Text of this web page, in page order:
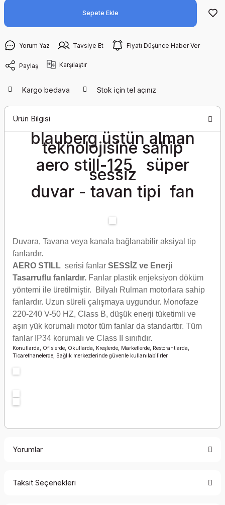
Sepete Ekle
Yorum Yaz Tavsiye Et Fiyatı Düşünce Haber Ver
Paylaş Karşılaştır
Kargo bedava Stok için tel açınız
Ürün Bilgisi
blauberg üstün alman
teknolojisine sahip
aero still-125 süper
sessiz
duvar - tavan tipi fan
Duvara, Tavana veya kanala bağlanabilir aksiyal tip
fanlardır.
AERO STILL serisi fanlar SESSİZ ve Enerji
Tasarruflu fanlardır. Fanlar plastik enjeksiyon döküm
yöntemi ile üretilmiştir. Bilyalı Rulman motorlara sahip
fanlardır. Uzun süreli çalışmaya uygundur. Monofaze
220-240 V-50 HZ, Class B, düşük enerji tüketimli ve
aşırı yük korumalı motor tüm fanlar da standarttır. Tüm
fanlar IP34 korumalı ve Class II sınıfıdır.
Konutlarda, Ofislerde, Okullarda, Kreşlerde, Marketlerde, Restorantlarda,
Ticarethanelerde, Sağlık merkezlerinde güvenle kullanılabilirler.
Yorumlar
Taksit Seçenekleri